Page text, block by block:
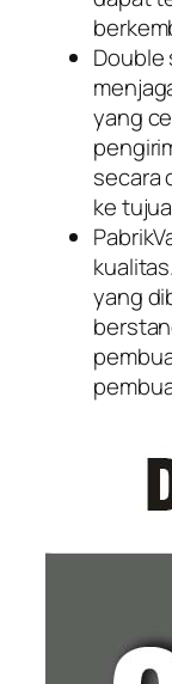
yang
secara
ke
yang